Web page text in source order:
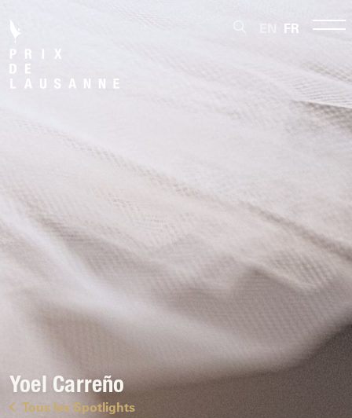
FR
Yoel Carreño
Tous les Spotlights